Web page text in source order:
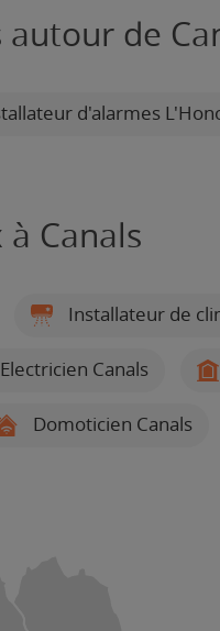
de
d'alarmes
Canals
Installateur de
Electricien Canals
Domoticien Canals